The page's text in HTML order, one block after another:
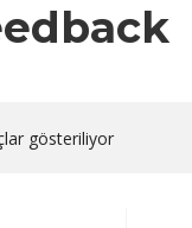
gösteriliyor